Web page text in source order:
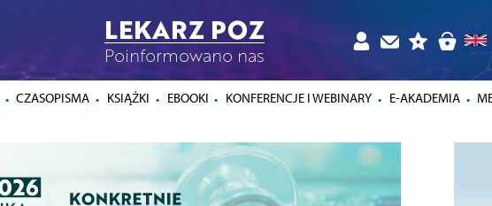
LEKARZ POZ
Poinformowano nas
CZASOPISMA KSIĄŻKI EBOOKI KONFERENCJE I WEBINARY E-AKADEMIA